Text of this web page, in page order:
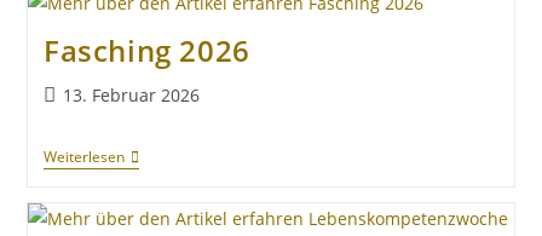
Fasching 2026
13. Februar 2026
Weiterlesen